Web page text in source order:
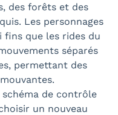
des forêts et des
Les personnages
fins que les rides du
séparés
permettant des
de contrôle
un nouveau